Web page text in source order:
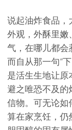
说起油炸食品
外观，外酥里
气，在哪儿都会
而自从那一句“
是活生生地让
避之唯恐不及
信物。可无论
算在家烹饪，